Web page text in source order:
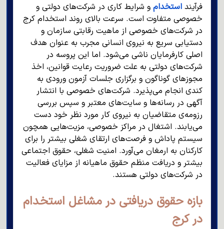
فرآیند استخدام و شرایط کاری در شرکت‌های دولتی و
خصوصی متفاوت است. سرعت بالای روند استخدام کرج
در شرکت‌های خصوصی از ماهیت رقابتی سازمان و
دستیابی سریع به نیروی انسانی مجرب به عنوان هدف
اصلی کارفرمایان ناشی می‌شود. اما این پروسه در
شرکت‌های دولتی به علت ضروریت رعایت قوانین، اخذ
مجوزهای گوناگون و برگزاری جلسات آزمون ورودی به
کندی انجام می‌پذیرد. شرکت‌های خصوصی با انتشار
آگهی در رسانه‌ها و سایت‌های معتبر و سپس بررسی
رزومه‌ی متقاضیان به نیروی کار مورد نظر خود دست
می‌یابند. اشتغال در مراکز خصوصی، مزیت‌هایی همچون
سیستم پاداش و فرصت‌های ارتقای شغلی بیشتر را برای
کارکنان به ارمغان می‌آورد. امنیت شغلی، حقوق اجتماعی
بیشتر و دریافت منظم حقوق ماهیانه از مزایای فعالیت
در شرکت‌های دولتی هستند.
بازه حقوق دریافتی در مشاغل استخدام
در کرج